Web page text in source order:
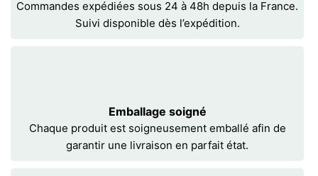
Commandes expédiées sous 24 à 48h depuis la France.
Suivi disponible dès l’expédition.
Emballage soigné
Chaque produit est soigneusement emballé afin de
garantir une livraison en parfait état.